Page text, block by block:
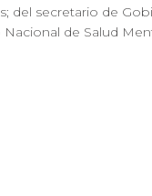
del secretario de
de Salud